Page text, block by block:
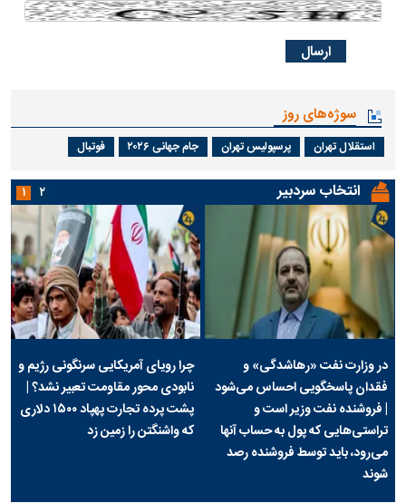
سوژه‌های روز
استقلال تهران پرسپولیس تهران جام جهانی ۲۰۲۶ فوتبال
انتخاب سردبیر
در وزارت نفت «رهاشدگی» و
فقدان پاسخگویی احساس می‌شود
| فروشنده نفت وزیر است و
تراستی‌هایی که پول به حساب آنها
می‌رود، باید توسط فروشنده رصد
شوند
چرا رویای آمریکایی سرنگونی رژیم و
نابودی محور مقاومت تعبیر نشد؟ |
پشت پرده تجارت پهپاد‌ ۱۵۰۰ دلاری
که واشنگتن را زمین زد
۱ ۲